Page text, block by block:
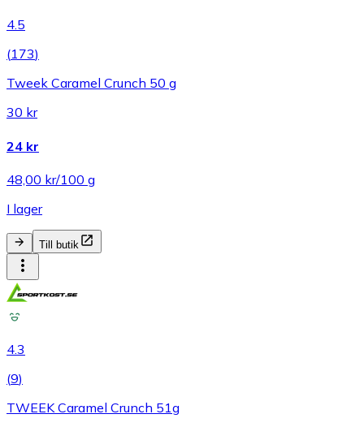
4.5
(173)
Tweek Caramel Crunch 50 g
30 kr
24 kr
48,00 kr/100 g
I lager
Till butik
4.3
(9)
TWEEK Caramel Crunch 51g